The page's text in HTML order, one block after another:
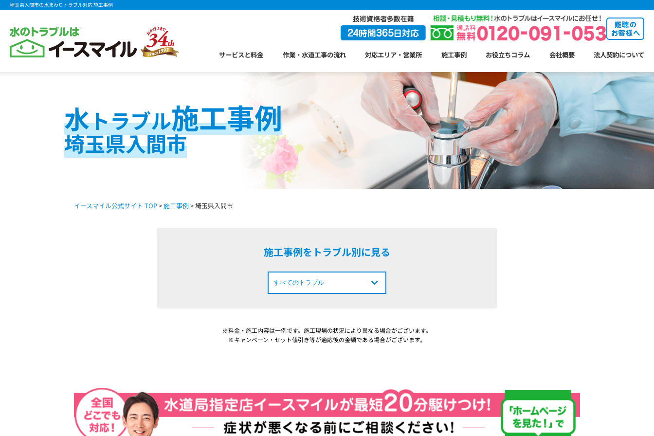
埼玉県入間市の水まわりトラブル対応 施工事例
サービスと料金 作業・水道工事の流れ 対応エリア・営業所 施工事例 お役立ちコラム 会社概要 法人契約について
水トラブル施工事例
埼玉県入間市
イースマイル公式サイト TOP>施工事例 > 埼玉県入間市
施工事例をトラブル別に見る
※料金・施工内容は一例です。施工現場の状況により異なる場合がございます。
※キャンペーン・セット値引き等が適応後の金額である場合がございます。